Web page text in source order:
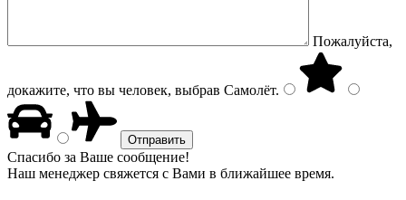
Пожалуйста,
докажите, что вы человек, выбрав Самолёт.
Спасибо за Ваше сообщение!
Наш менеджер свяжется с Вами в ближайшее время.